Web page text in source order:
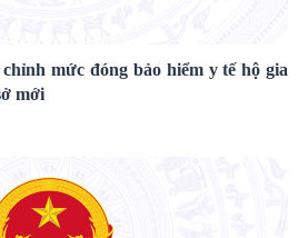
mức đóng bảo hiểm y tế hộ gia
mới